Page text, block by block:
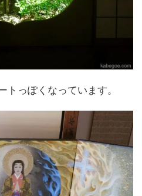
トっぽくなっています。